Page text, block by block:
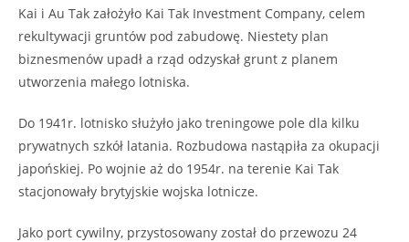
Kai i Au Tak założyło Kai Tak Investment Company, celem
rekultywacji gruntów pod zabudowę. Niestety plan
biznesmenów upadł a rząd odzyskał grunt z planem
utworzenia małego lotniska.
Do 1941r. lotnisko służyło jako treningowe pole dla kilku
prywatnych szkół latania. Rozbudowa nastąpiła za okupacji
japońskiej. Po wojnie aż do 1954r. na terenie Kai Tak
stacjonowały brytyjskie wojska lotnicze.
Jako port cywilny, przystosowany został do przewozu 24